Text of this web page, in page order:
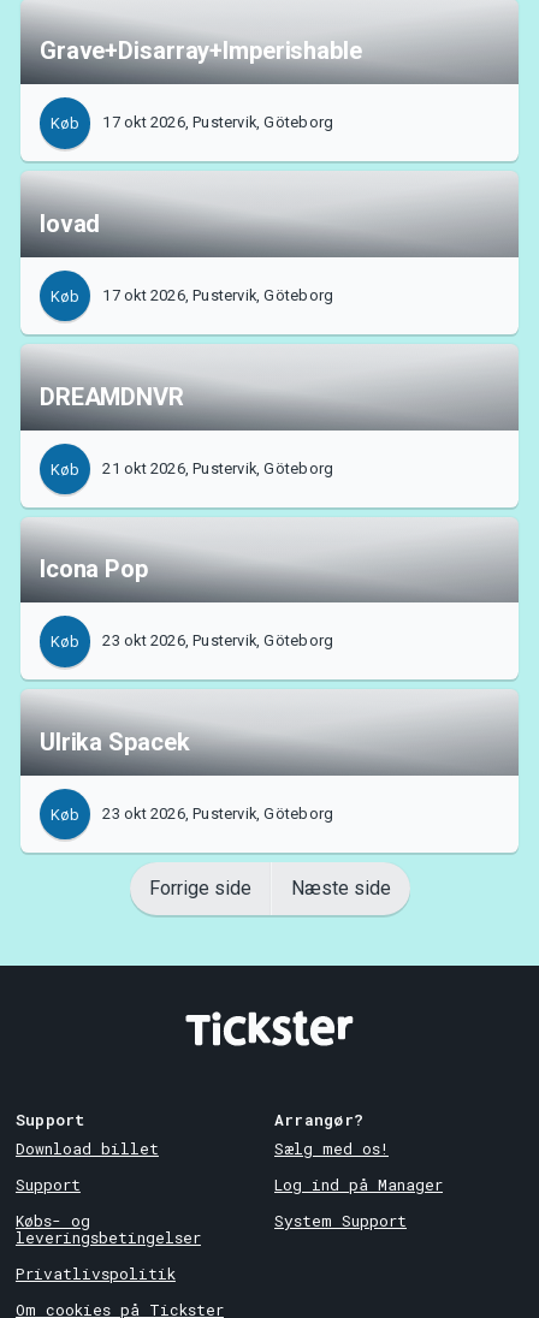
Grave+Disarray+Imperishable
Køb 17 okt 2026, Pustervik, Göteborg
lovad
Køb 17 okt 2026, Pustervik, Göteborg
DREAMDNVR
Køb 21 okt 2026, Pustervik, Göteborg
Icona Pop
Køb 23 okt 2026, Pustervik, Göteborg
Ulrika Spacek
Køb 23 okt 2026, Pustervik, Göteborg
Forrige side Næste side
Support
Download billet
Support
Købs- og
leveringsbetingelser
Privatlivspolitik
Om cookies på Tickster
Arrangør?
Sælg med os!
Log ind på Manager
System Support